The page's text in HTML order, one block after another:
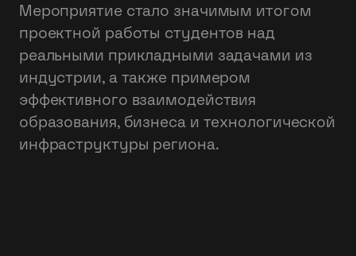
Мероприятие стало значимым итогом
проектной работы студентов над
реальными прикладными задачами из
индустрии, а также примером
эффективного взаимодействия
образования, бизнеса и технологической
инфраструктуры региона.